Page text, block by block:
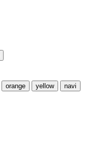
orange yellow
navi